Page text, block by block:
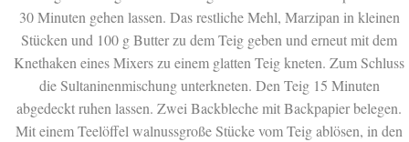
30 Minuten gehen lassen. Das restliche Mehl, Marzipan in kleinen
Stücken und 100 g Butter zu dem Teig geben und erneut mit dem
Knethaken eines Mixers zu einem glatten Teig kneten. Zum Schluss
die Sultaninenmischung unterkneten. Den Teig 15 Minuten
abgedeckt ruhen lassen. Zwei Backbleche mit Backpapier belegen.
Mit einem Teelöffel walnussgroße Stücke vom Teig ablösen, in den